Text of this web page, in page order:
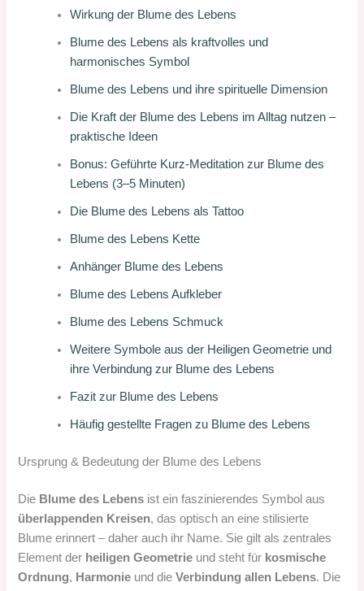
Wirkung der Blume des Lebens
Blume des Lebens als kraftvolles und
harmonisches Symbol
Blume des Lebens und ihre spirituelle Dimension
Die Kraft der Blume des Lebens im Alltag nutzen –
praktische Ideen
Bonus: Geführte Kurz-Meditation zur Blume des
Lebens (3–5 Minuten)
Die Blume des Lebens als Tattoo
Blume des Lebens Kette
Anhänger Blume des Lebens
Blume des Lebens Aufkleber
Blume des Lebens Schmuck
Weitere Symbole aus der Heiligen Geometrie und
ihre Verbindung zur Blume des Lebens
Fazit zur Blume des Lebens
Häufig gestellte Fragen zu Blume des Lebens
Ursprung & Bedeutung der Blume des Lebens
Die Blume des Lebens ist ein faszinierendes Symbol aus
überlappenden Kreisen, das optisch an eine stilisierte
Blume erinnert – daher auch ihr Name. Sie gilt als zentrales
Element der heiligen Geometrie und steht für kosmische
Ordnung, Harmonie und dieVerbindung allen Lebens. Die